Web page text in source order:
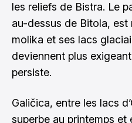
les reliefs de Bistra. Le
au-dessus de Bitola, est
molika et ses lacs
deviennent plus
persiste.
Galičica, entre les lacs
superbe au printemps et